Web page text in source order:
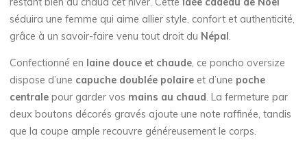
séduira une femme qui aime allier style, confort et authenticité,
grâce à un savoir-faire venu tout droit du Népal.
Confectionné en laine douce et chaude, ce poncho oversize
dispose d’une capuche doublée polaire et d’une poche
centrale pour garder vos mains au chaud. La fermeture par
deux boutons décorés gravés ajoute une note raffinée, tandis
que la coupe ample recouvre généreusement le corps.